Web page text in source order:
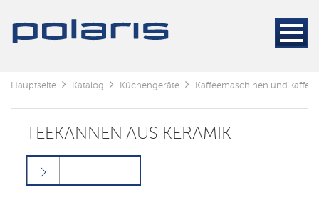
Hauptseite Katalog Küchengeräte Kaffeemaschinen und
TEEKANNEN AUS KERAMIK